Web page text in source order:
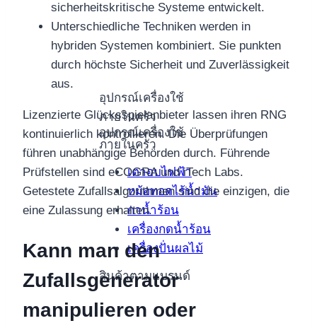
อุปกรณ์เครื่องใช้
ภายในครัว
อุปกรณ์เครื่องใช้
ภายในครัว
เตาอบไฟฟ้า
หม้อทอดไร้น้ำมัน
กาน้ำร้อน
เครื่องกดน้ำร้อน
เครื่องปั่นผลไม้
สินค้าตามแบรนด์
sicherheitskritische Systeme entwickelt.
Unterschiedliche Techniken werden in
hybriden Systemen kombiniert. Sie punkten
durch höchste Sicherheit und Zuverlässigkeit
aus.
Lizenzierte Glücksspielanbieter lassen ihren RNG
kontinuierlich kontrollieren. Die Überprüfungen
führen unabhängige Behörden durch. Führende
Prüfstellen sind eCOGRA und iTech Labs.
Getestete Zufallsalgorithmen sind die einzigen, die
eine Zulassung erhalten.
Kann man den
Zufallsgenerator
manipulieren oder